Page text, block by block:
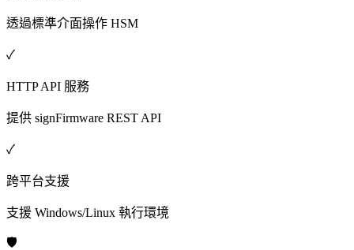
透過標準介面操作 HSM
✓
HTTP API 服務
提供 signFirmware REST API
✓
跨平台支援
支援 Windows/Linux 執行環境
🛡️